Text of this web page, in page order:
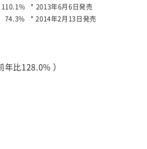
110.1% * 2013年6月6日発売
74.3% * 2014年2月13日発売
比128.0% ）